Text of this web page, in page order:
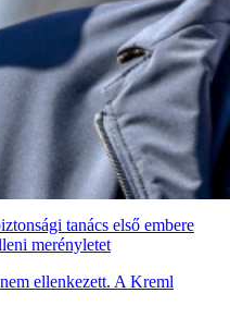
tanács első embere
merényletet
ellenkezett. A Kreml